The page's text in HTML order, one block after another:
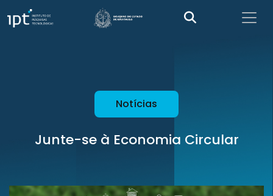
Notícias
Junte-se à Economia Circular